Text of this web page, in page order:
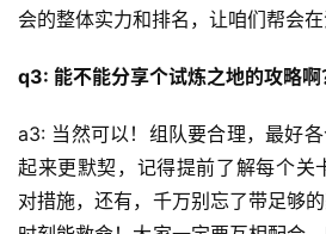
会的整体实力和排名，让咱们帮会在
q3: 能不能分享个试炼之地的攻略啊
a3: 当然可以！组队要合理，最好
起来更默契，记得提前了解每个关
对措施，还有，千万别忘了带足够